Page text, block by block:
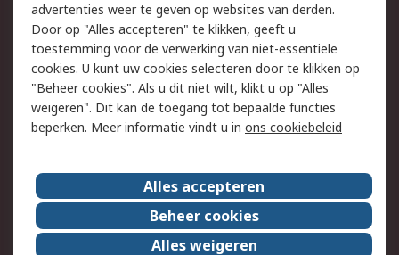
Wettelijk
Cookiebeleid
Email veiligheid
Privacybeleid
Websitevoorwaarden
Algemene
verkoopvoorwaarden
Over RS
RS Group
Over ons
RS wereldwijd
Werken bij RS
advertenties weer te geven op websites van derden.
Door op "Alles accepteren" te klikken, geeft u
toestemming voor de verwerking van niet-essentiële
cookies. U kunt uw cookies selecteren door te klikken op
"Beheer cookies". Als u dit niet wilt, klikt u op "Alles
weigeren". Dit kan de toegang tot bepaalde functies
beperken. Meer informatie vindt u in ons cookiebeleid
Alles accepteren
Beheer cookies
Alles weigeren